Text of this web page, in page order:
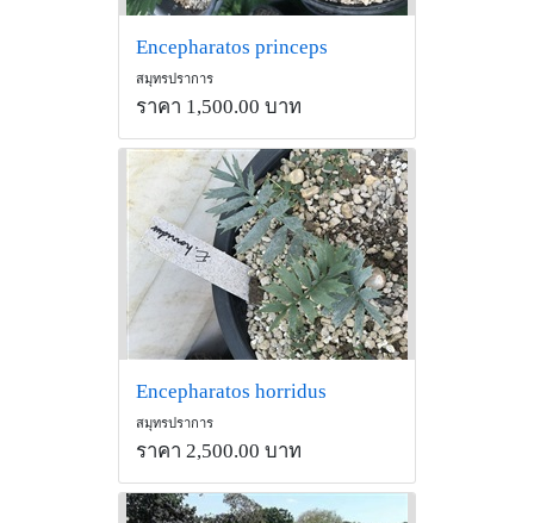
Encepharatos princeps
สมุทรปราการ
ราคา 1,500.00 บาท
Encepharatos horridus
สมุทรปราการ
ราคา 2,500.00 บาท